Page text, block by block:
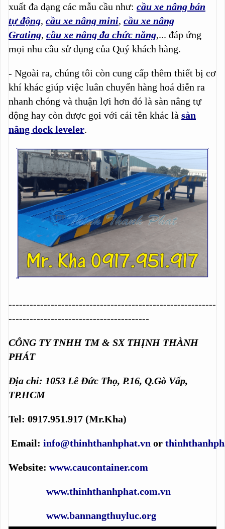
xuất đa dạng các mẫu cầu như: cầu xe nâng bán
tự động, cầu xe nâng mini, cầu xe nâng
Grating, cầu xe nâng đa chức năng,... đáp ứng
mọi nhu cầu sử dụng của Quý khách hàng.
- Ngoài ra, chúng tôi còn cung cấp thêm thiết bị cơ
khí khác giúp việc luân chuyển hàng hoá diễn ra
nhanh chóng và thuận lợi hơn đó là sàn nâng tự
động hay còn được gọi với cái tên khác là sàn
nâng dock leveler.
-----------------------------------------------------------
----------------------------------------
CÔNG TY TNHH TM & SX THỊNH THÀNH
PHÁT
Địa chỉ: 1053 Lê Đức Thọ, P.16, Q.Gò Vấp,
TP.HCM
Tel: 0917.951.917 (Mr.Kha)
Email: info@thinhthanhphat.vn or
Website: www.caucontainer.com
www.thinhthanhphat.com.vn
www.bannangthuyluc.org